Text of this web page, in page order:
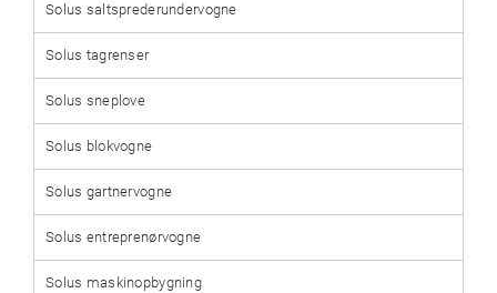
Solus saltsprederundervogne
Solus tagrenser
Solus sneplove
Solus blokvogne
Solus gartnervogne
Solus entreprenørvogne
Solus maskinopbygning